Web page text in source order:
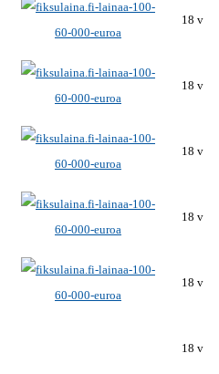
18 v
18 v
18 v
18 v
18 v
18 v